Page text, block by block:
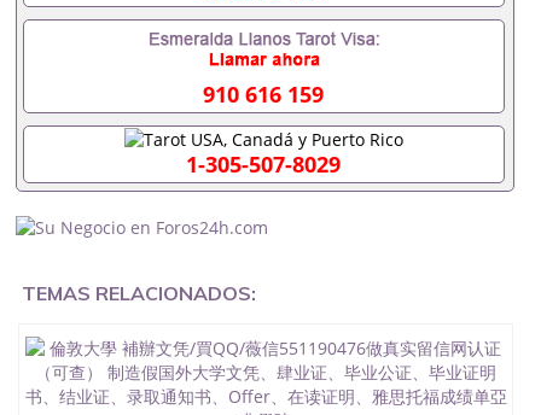
校、转学，甚至是申请工签都可以用到）。 注：上述
材料，随时都可以安排办理，毕业证成绩单，学校，
专业，学位，毕业时间都可以根据客户要求安排。 国
成绩单可以办学历认证吗551190476要定居国外需要
办理什么材料551190476入职事业单位/国企假的毕业
证会查吗551190476入职国企/事业单位需要些什么材
料551190476办理假毕业证在国内能用吗, 挂科拿不到
毕业证怎么办, 毕业证丢了怎么办, 没有正常毕业怎么
途辍学、挂科而没有正常毕业551190476您是否因为
读了,成绩不理想毕不了业怎么办551190476找工作没
如何办理本科/硕士毕业证551190476网上买文凭可靠
吗551190476哪里可以买国外文凭551190476国外本
科毕业证怎么办理551190476国外大学文凭可以打工
910 616 159
1-305-507-8029
TEMAS RELACIONADOS: